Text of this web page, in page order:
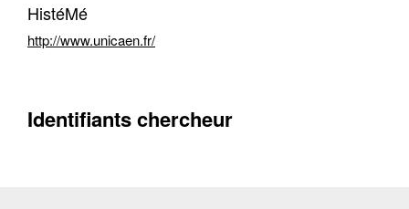
HistéMé
http://www.unicaen.fr/
Identifiants chercheur